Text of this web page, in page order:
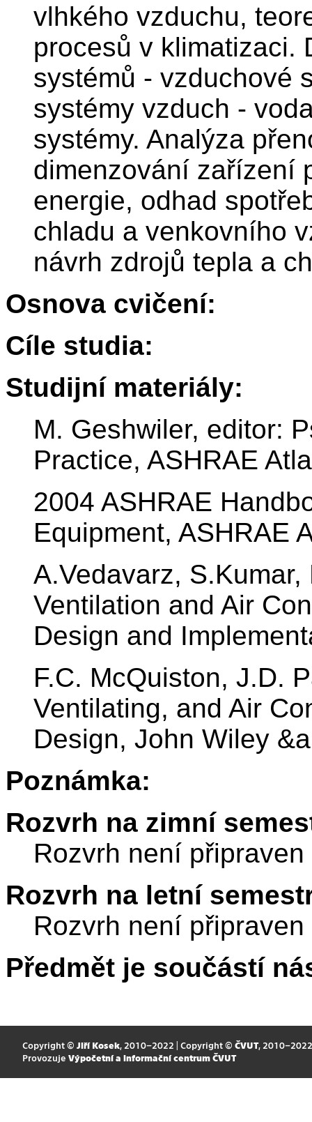
vlhkého vzduchu,
procesů v klimatizaci.
systémů - vzduchové
systémy vzduch -
systémy. Analýza
dimenzování zařízení
energie, odhad
chladu a venkovního
návrh zdrojů tepla a
Osnova cvičení:
Cíle studia:
Studijní materiály:
M. Geshwiler, editor:
Practice, ASHRAE
2004 ASHRAE
Equipment, ASHRAE
A.Vedavarz,
Ventilation and Air
Design and
F.C. McQuiston, J.D.
Ventilating, and Air
Design, John Wiley
Poznámka:
Rozvrh na zimní
Rozvrh není připraven
Rozvrh na letní
Rozvrh není připraven
Předmět je součástí
Copyright © Jiří Kosek, 2010–2022 | Copyright © ČVUT, 2010–2022
Provozuje Výpočetní a informační centrum ČVUT